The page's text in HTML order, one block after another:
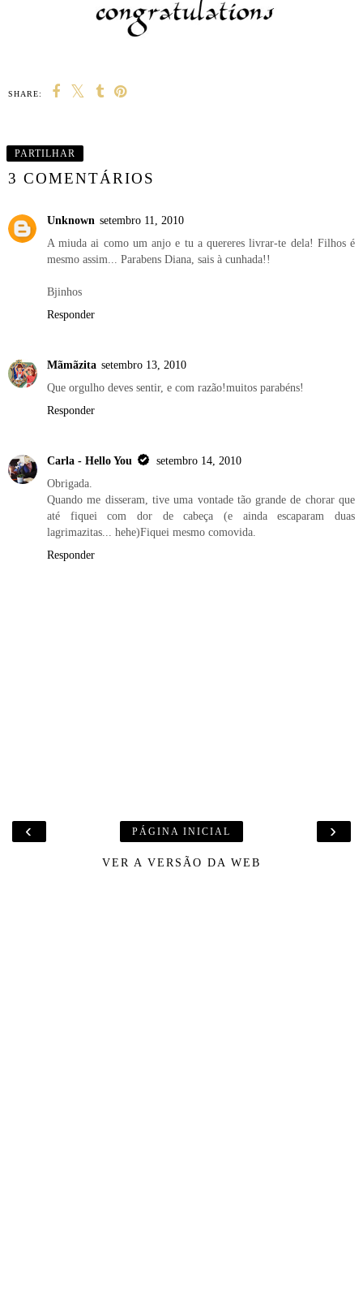
SHARE:
PARTILHAR
3 COMENTÁRIOS
Unknown setembro 11, 2010
A miuda ai como um anjo e tu a quereres livrar-te dela! Filhos é
mesmo assim... Parabens Diana, sais à cunhada!!
Bjinhos
Responder
Mãmãzita setembro 13, 2010
Que orgulho deves sentir, e com razão!muitos parabéns!
Responder
Carla - Hello You
setembro 14, 2010
Obrigada.
Quando me disseram, tive uma vontade tão grande de chorar que
até fiquei com dor de cabeça (e ainda escaparam duas
lagrimazitas... hehe)Fiquei mesmo comovida.
Responder
‹ ›
PÁGINA INICIAL
VER A VERSÃO DA WEB